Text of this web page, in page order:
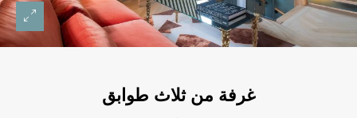
غرفة من ثلاث طوابق